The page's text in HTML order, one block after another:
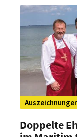
durchsetzen
Sommeliers
Auszeichnungen
Doppelte